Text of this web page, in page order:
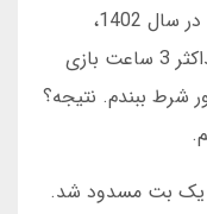
دور باختم. این درس بزرگی به من داد. در سال 1402،
استراتژی جدیدی یاد گرفتم: هر روز حداکثر 3 ساعت بازی
هر دور شرط ببندم. نتیجه؟
آدرس اصلی یک بت مسدود شد.